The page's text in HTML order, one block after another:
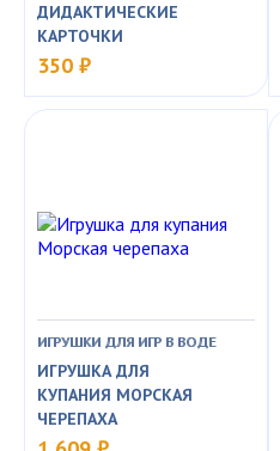
ДИДАКТИЧЕСКИЕ
КАРТОЧКИ
350 ₽
ИГРУШКИ ДЛЯ ИГР В ВОДЕ
ИГРУШКА ДЛЯ
КУПАНИЯ МОРСКАЯ
ЧЕРЕПАХА